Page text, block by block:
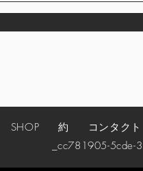
SHOP 約 コンタクト
_cc781905-5cde-